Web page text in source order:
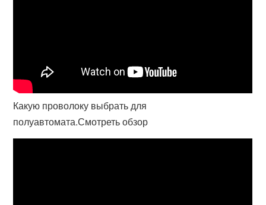
Какую проволоку выбрать для
полуавтомата.Смотреть обзор